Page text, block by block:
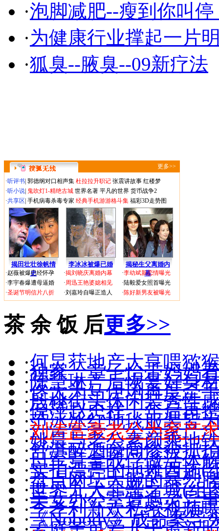
·泡脚减肥--瘦到你叫停
·为健康行业撑起一片
·狐臭--腋臭--09新疗法
更多>>
·听评书 郭德纲对口相声集 杜拉拉升职记 张震讲故事 红楼梦
·听小说 鬼吹灯1-精绝古城 世界名著 平凡的世界 货币战争2
·共享区 手机病毒杀毒专家 经典手机游游格斗集 福彩3D走势图
揭田壮壮徐帆情
史
李冰冰被爆已婚
揭秘生父离婚内
幕
·赵薇被爆已经怀孕
·李宇春爆遭母逼婚
·圣诞节明信片八折
·揭刘晓庆离婚内幕
·周迅王艳婆媳相见
·刘嘉玲自曝正造人
·李幼斌新恋情曝光
·陆毅爱女照首曝光
·陈好新男友被曝光
茶 余 饭 后更多>>
·何炅获地产大亨喂猕
·独家：章子怡带妈妈
·陈慧琳产后恢复好身
·佟大为马伊琍再度牵
·殷桃街头休闲装秀性
·倪萍赵忠祥十年后再
·范冰冰红地毯服装皆
·刘涛富豪老公为家产
·姚晨与老公素颜乘地
·舒淇醉酒瞬间惨被抓
·日军竟拿战俘做活体
·实拍漂亮的地摊西施(
·盘点网坛大腕的暴烈
·世界九大罪恶之城(组
·美女办公室遭遇灵异
·李孝利新欢私密视频
·《Nobody》成命案导